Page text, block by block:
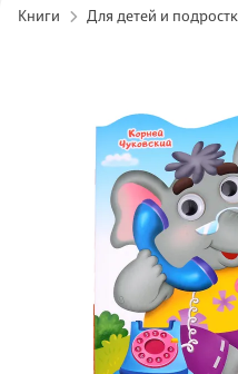
Книги Для детей и